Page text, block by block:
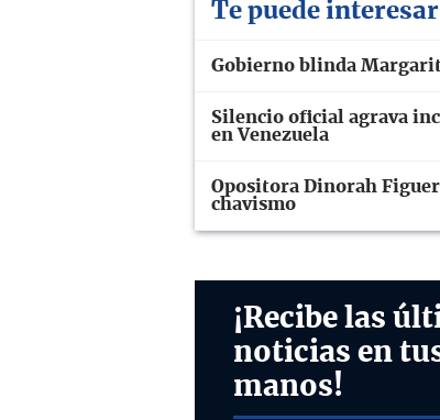
Te puede interesar
Gobierno blinda
Silencio oficial agrava
en Venezuela
Opositora Dinorah
chavismo
¡Recibe las
noticias en
manos!